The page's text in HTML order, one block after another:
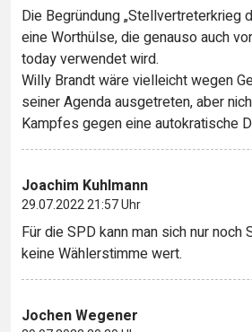
Die Begründung „Stellvertreterkrieg
eine Worthülse, die genauso auch
today verwendet wird.
Willy Brandt wäre vielleicht wegen
seiner Agenda ausgetreten, aber
Kampfes gegen eine autokratische
Joachim Kuhlmann
29.07.2022 21:57 Uhr
Für die SPD kann man sich nur noch
keine Wählerstimme wert.
Jochen Wegener